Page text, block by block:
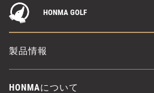
HONMA GOLF
製品情報
HONMAについて